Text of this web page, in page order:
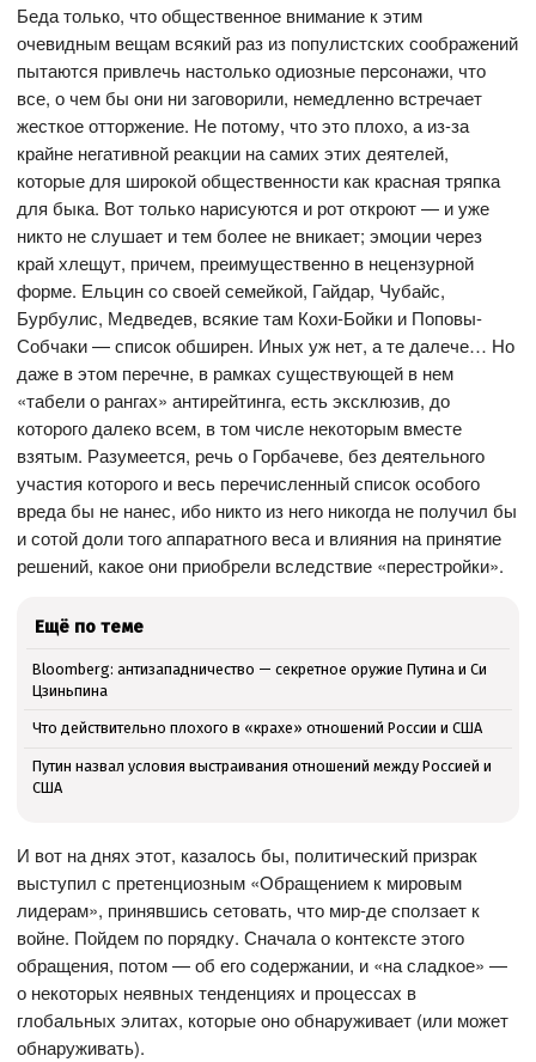
Беда только, что общественное внимание к этим
очевидным вещам всякий раз из популистских соображений
пытаются привлечь настолько одиозные персонажи, что
все, о чем бы они ни заговорили, немедленно встречает
жесткое отторжение. Не потому, что это плохо, а из-за
крайне негативной реакции на самих этих деятелей,
которые для широкой общественности как красная тряпка
для быка. Вот только нарисуются и рот откроют — и уже
никто не слушает и тем более не вникает; эмоции через
край хлещут, причем, преимущественно в нецензурной
форме. Ельцин со своей семейкой, Гайдар, Чубайс,
Бурбулис, Медведев, всякие там Кохи-Бойки и Поповы-
Собчаки — список обширен. Иных уж нет, а те далече… Но
даже в этом перечне, в рамках существующей в нем
«табели о рангах» антирейтинга, есть эксклюзив, до
которого далеко всем, в том числе некоторым вместе
взятым. Разумеется, речь о Горбачеве, без деятельного
участия которого и весь перечисленный список особого
вреда бы не нанес, ибо никто из него никогда не получил бы
и сотой доли того аппаратного веса и влияния на принятие
решений, какое они приобрели вследствие «перестройки».
Ещё по теме
Bloomberg: антизападничество — секретное оружие Путина и Си
Цзиньпина
Что действительно плохого в «крахе» отношений России и США
Путин назвал условия выстраивания отношений между Россией и
США
И вот на днях этот, казалось бы, политический призрак
выступил с претенциозным «Обращением к мировым
лидерам», принявшись сетовать, что мир-де сползает к
войне. Пойдем по порядку. Сначала о контексте этого
обращения, потом — об его содержании, и «на сладкое» —
о некоторых неявных тенденциях и процессах в
глобальных элитах, которые оно обнаруживает (или может
обнаруживать).